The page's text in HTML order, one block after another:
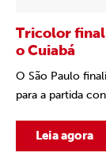
Tricolor
o Cuiabá
O São Paulo
para a partida
Leia agora